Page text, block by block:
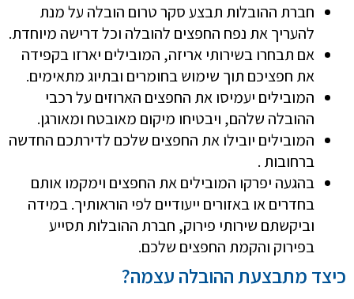
חברת ההובלות תבצע סקר טרום הובלה על מנת
להעריך את נפח החפצים להובלה וכל דרישה מיוחדת.
אם תבחרו בשירותי אריזה, המובילים יארזו בקפידה
את חפציכם תוך שימוש בחומרים ובתיוג מתאימים.
המובילים יעמיסו את החפצים הארוזים על רכבי
ההובלה שלהם, ויבטיחו מיקום מאובטח ומאורגן.
המובילים יובילו את החפצים שלכם לדירתכם החדשה
ברחובות .
בהגעה יפרקו המובילים את החפצים וימקמו אותם
בחדרים או באזורים ייעודיים לפי הוראותיך. במידה
וביקשתם שירותי פירוק, חברת ההובלות תסייע
בפירוק והקמת החפצים שלכם.
כיצד מתבצעת ההובלה עצמה?